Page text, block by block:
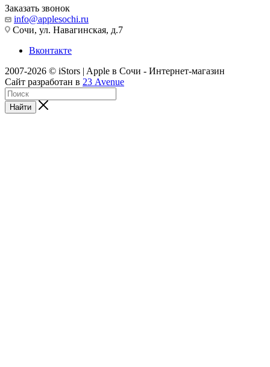
Заказать звонок
info@applesochi.ru
Сочи, ул. Навагинская, д.7
Вконтакте
2007-2026 © iStors | Apple в Сочи - Интернет-магазин
Сайт разработан в 23 Avenue
Найти